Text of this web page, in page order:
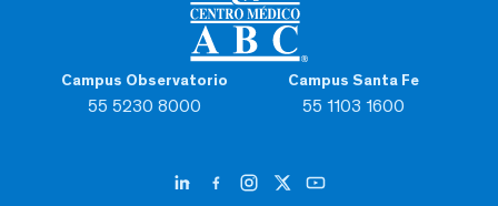
Campus Observatorio
55 5230 8000
Campus Santa Fe
55 1103 1600